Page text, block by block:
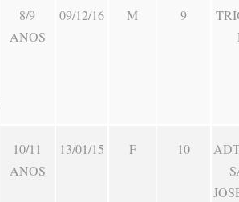
8/9
ANOS
09/12/16 M 9
10/11
ANOS
13/01/15 F 10